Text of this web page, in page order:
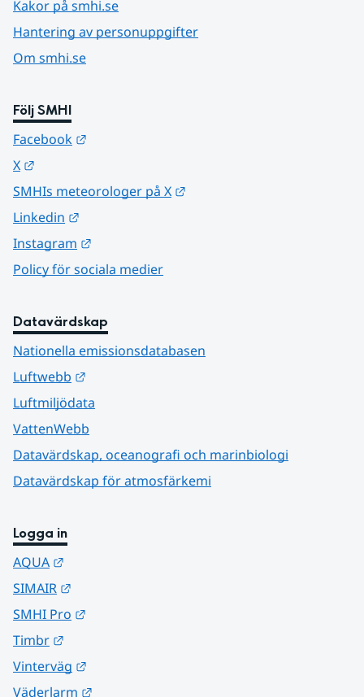
Kakor på smhi.se
Hantering av personuppgifter
Om smhi.se
Följ SMHI
Facebook
X
SMHIs meteorologer på X
Linkedin
Instagram
Policy för sociala medier
Datavärdskap
Nationella emissionsdatabasen
Luftwebb
Luftmiljödata
VattenWebb
Datavärdskap, oceanografi och marinbiologi
Datavärdskap för atmosfärkemi
Logga in
AQUA
SIMAIR
SMHI Pro
Timbr
Vinterväg
Väderlarm